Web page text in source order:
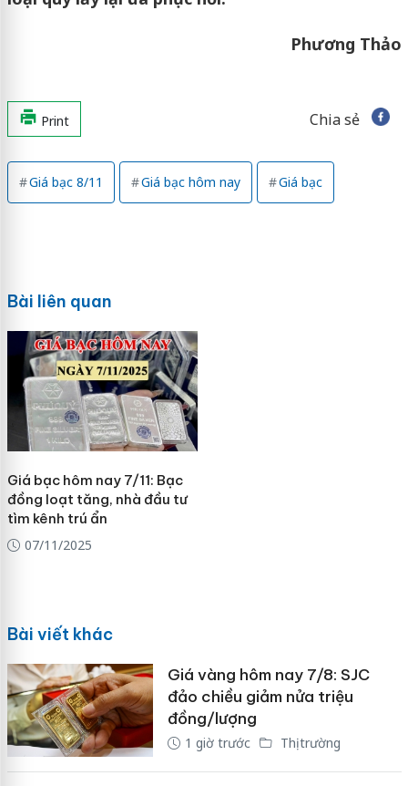
Phương Thảo
Print Chia sẻ
Giá bạc 8/11 Giá bạc hôm nay Giá bạc
Bài liên quan
Giá bạc hôm nay 7/11: Bạc
đồng loạt tăng, nhà đầu tư
tìm kênh trú ẩn
07/11/2025
Bài viết khác
Giá vàng hôm nay 7/8: SJC
đảo chiều giảm nửa triệu
đồng/lượng
1 giờ trước Thị trường